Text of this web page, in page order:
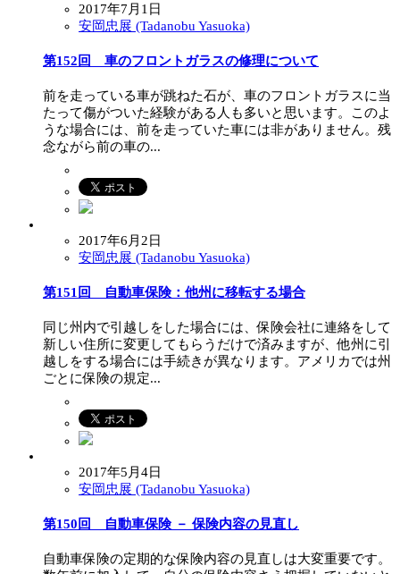
2017年7月1日
安岡忠展 (Tadanobu Yasuoka)
第152回 車のフロントガラスの修理について
前を走っている車が跳ねた石が、車のフロントガラスに当
たって傷がついた経験がある人も多いと思います。このよ
うな場合には、前を走っていた車には非がありません。残
念ながら前の車の...
2017年6月2日
安岡忠展 (Tadanobu Yasuoka)
第151回 自動車保険：他州に移転する場合
同じ州内で引越しをした場合には、保険会社に連絡をして
新しい住所に変更してもらうだけで済みますが、他州に引
越しをする場合には手続きが異なります。アメリカでは州
ごとに保険の規定...
2017年5月4日
安岡忠展 (Tadanobu Yasuoka)
第150回 自動車保険 － 保険内容の見直し
自動車保険の定期的な保険内容の見直しは大変重要です。